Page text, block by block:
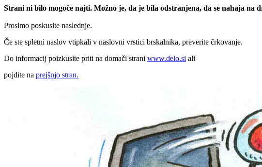
Strani ni bilo mogoče najti. Možno je, da je bila odstranjena, da se nahaja na
Prosimo poskusite naslednje.
Če ste spletni naslov vtipkali v naslovni vrstici brskalnika, preverite črkovanje.
Do informacij poizkusite priti na domači strani www.delo.si ali
pojdite na prejšnjo stran.